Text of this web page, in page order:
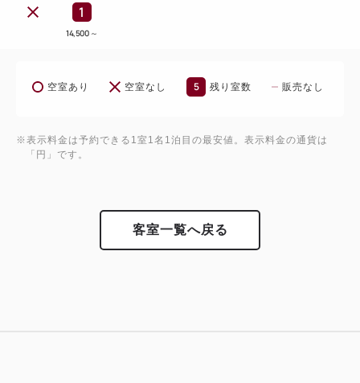
1
14,500 ～
空室あり 空室なし 5 残り室数 販売なし
※表示料金は予約できる1室1名1泊目の最安値。表示料金の通貨は
「円」です。
客室一覧へ戻る